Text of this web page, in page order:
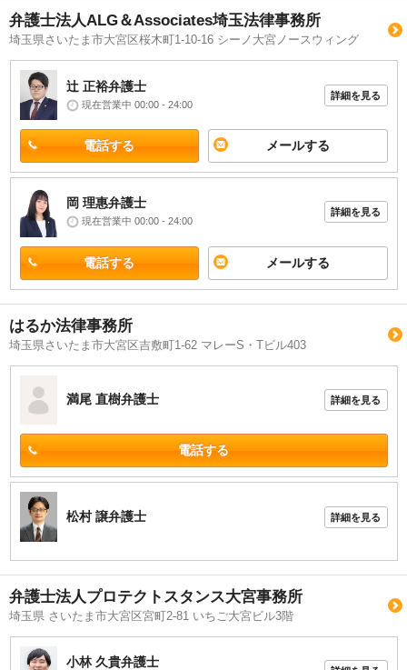
弁護士法人ALG＆Associates埼玉法律事務所
埼玉県さいたま市大宮区桜木町1-10-16 シーノ大宮ノースウィング
辻 正裕弁護士
現在営業中 00:00 - 24:00
詳細を見る
電話する メールする
岡 理惠弁護士
現在営業中 00:00 - 24:00
詳細を見る
電話する メールする
はるか法律事務所
埼玉県さいたま市大宮区吉敷町1-62 マレーS・Tビル403
満尾 直樹弁護士 詳細を見る
電話する
松村 譲弁護士 詳細を見る
弁護士法人プロテクトスタンス大宮事務所
埼玉県 さいたま市大宮区宮町2-81 いちご大宮ビル3階
小林 久貴弁護士